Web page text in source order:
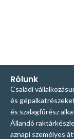
Rólunk
Családi
és
és szalagfűrész
Állandó
aznapi személyes